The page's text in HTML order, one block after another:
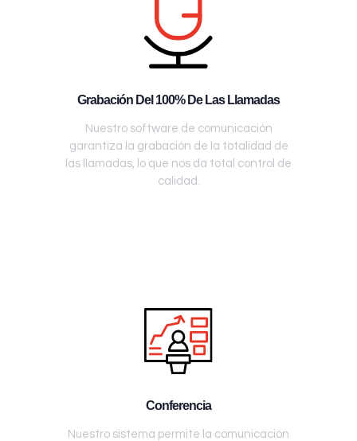
Grabación Del 100% De Las Llamadas
Nuestro software de comunicación
garantiza la grabación de la totalidad de
las llamadas, lo que nos da total control de
calidad.
Conferencia
Nuestro sistema permite la comunicación